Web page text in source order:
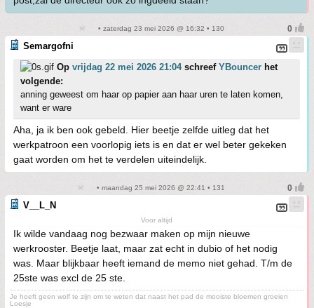
• zaterdag 23 mei 2026 @ 16:32 • 130
Semargofni
Op vrijdag 22 mei 2026 21:04schreef YBouncer het
volgende:
anning geweest om haar op papier aan haar uren te laten komen,
want er ware
Aha, ja ik ben ook gebeld. Hier beetje zelfde uitleg dat het
werkpatroon een voorlopig iets is en dat er wel beter gekeken
gaat worden om het te verdelen uiteindelijk.
• maandag 25 mei 2026 @ 22:41 • 131
V__L_N
Voor altijd
Ik wilde vandaag nog bezwaar maken op mijn nieuwe
werkrooster. Beetje laat, maar zat echt in dubio of het nodig
was. Maar blijkbaar heeft iemand de memo niet gehad. T/m de
25ste was excl de 25 ste.
Je hoeft geen wolf te zijn om te weten dat naast het pad de mooiste bloemen groeien
Loesje